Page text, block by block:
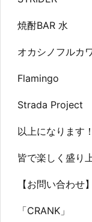
焼酎BAR 水
オカシノフルカ
Flamingo
Strada Project
以上になります！
皆で楽しく盛り
【お問い合わせ】
「CRANK」